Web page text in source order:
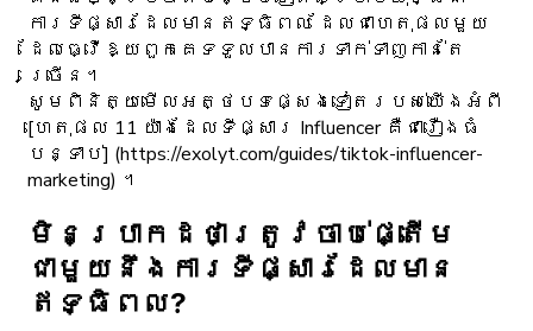
ការទីផ្សារដែលមានឥទ្ធិពល ដែលជាហេតុផលមួយ
ដែលធ្វើឱ្យពួកគេទទួលបានការទាក់ទាញកាន់តែ
ច្រើន។
សូមពិនិត្យមើលអត្ថបទផ្សេងទៀតរបស់យើងអំពី
[ហេតុផល 11 យ៉ាងដែលទីផ្សារ Influencer គឺជារឿងធំ
បន្ទាប់] (https://exolyt.com/guides/tiktok-influencer-
marketing) ។
មិន​ប្រាកដ​ថា​ត្រូវ​ចាប់​ផ្តើ​ម​
ជាមួយ​នឹង​ការ​ទីផ្សារ​ដែល​មាន​
ឥទ្ធិពល?